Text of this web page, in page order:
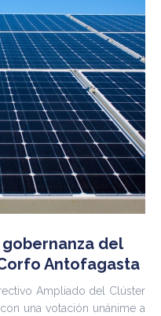
gobernanza del
Antofagasta
Ampliado del Clúster
una votación unánime a